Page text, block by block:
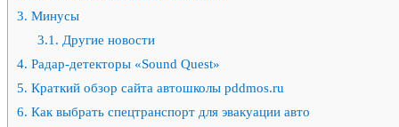
3. Минусы
3.1. Другие новости
4. Радар-детекторы «Sound Quest»
5. Краткий обзор сайта автошколы pddmos.ru
6. Как выбрать спецтранспорт для эвакуации авто